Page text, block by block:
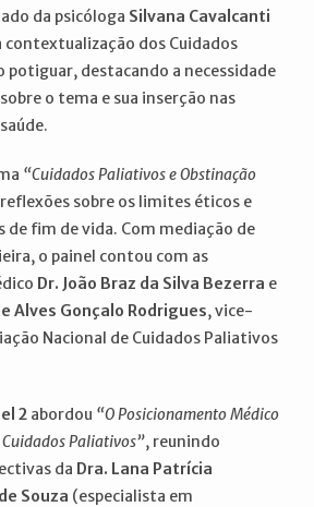
da psicóloga Silvana Cavalcanti
contextualização dos Cuidados
potiguar, destacando a necessidade
o tema e sua inserção nas
“Cuidados Paliativos e Obstinação
sobre os limites éticos e
de fim de vida. Com mediação de
o painel contou com as
Dr. João Braz da Silva Bezerra e
Alves Gonçalo Rodrigues, vice-
Nacional de Cuidados Paliativos
2 abordou “O Posicionamento Médico
Paliativos”, reunindo
da Dra. Lana Patrícia
Souza (especialista em